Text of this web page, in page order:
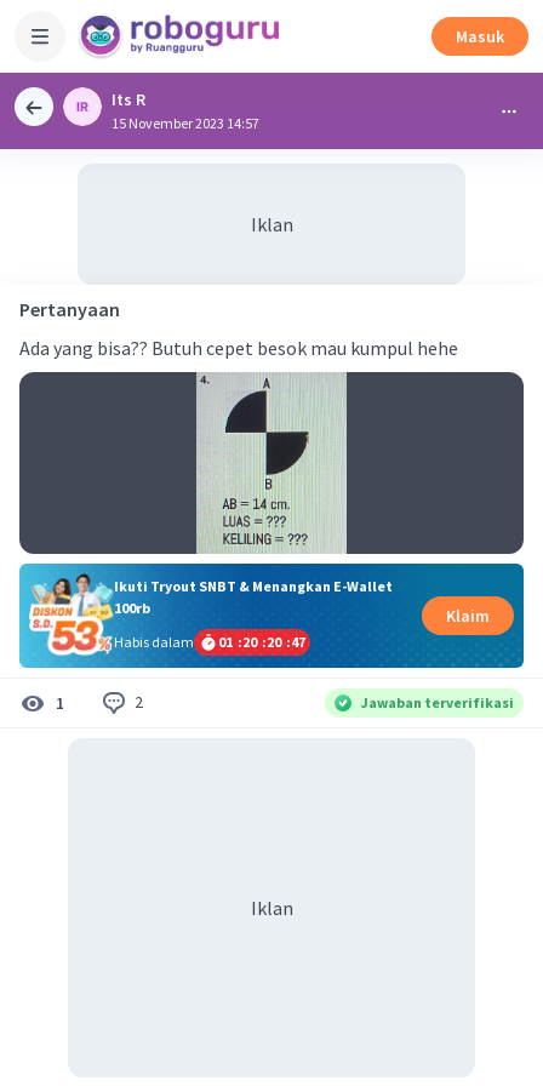
Masuk
Its R
15 November 2023 14:57
Iklan
Pertanyaan
Ada yang bisa?? Butuh cepet besok mau kumpul hehe
Ikuti Tryout SNBT & Menangkan E-Wallet
100rb
Habis dalam
01 :20 :20 :46
Klaim
1 2 Jawaban terverifikasi
Iklan